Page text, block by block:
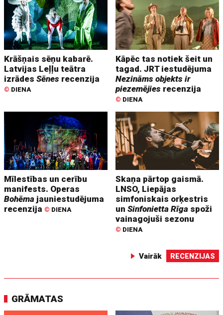
Krāšņais sēņu kabarē.
Latvijas Leļļu teātra
izrādesSēnes recenzija
© DIENA
Kāpēc tas notiek šeit un
tagad. JRT iestudējuma
Nezināms objekts ir
piezemējies recenzija
© DIENA
Mīlestības un cerību
manifests. Operas
Bohēma jauniestudējuma
recenzija © DIENA
Skaņa pārtop gaismā.
LNSO, Liepājas
simfoniskais orķestris
unSinfonietta Rīga spoži
vainagojuši sezonu
© DIENA
Vairāk RECENZIJAS
GRĀMATAS